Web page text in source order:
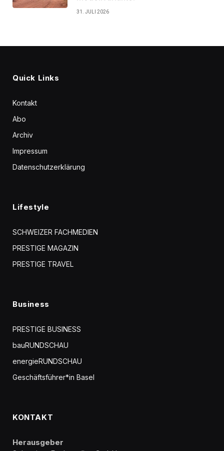
31. JULI 2026
Quick Links
Kontakt
Abo
Archiv
Impressum
Datenschutzerklärung
Lifestyle
SCHWEIZER FACHMEDIEN
PRESTIGE MAGAZIN
PRESTIGE TRAVEL
Business
PRESTIGE BUSINESS
bauRUNDSCHAU
energieRUNDSCHAU
Geschäftsführer*in Basel
KONTAKT
Herausgeber